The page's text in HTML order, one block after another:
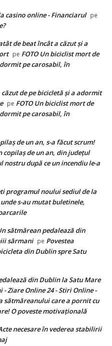
casino online - Financiarul pe
de beat încât a căzut și a
pe FOTO Un biciclist mort de
pe carosabil, în
căzut de pe bicicletă și a adormit
pe FOTO Un biciclist mort de
pe carosabil, în
de un an, s-a făcut scrum!
copilaș de un an, din județul
nostru după ce un incendiu le-a
programul noului sediul de la
s-au mutat buletinele,
sătmărean pedalează din
sărmani pe Povestea
din Dublin spre Satu
din Dublin la Satu Mare
Ziare Online 24 - Stiri Online -
sătmăreanului care a pornit cu
O poveste motivațională
necesare în vederea stabilirii